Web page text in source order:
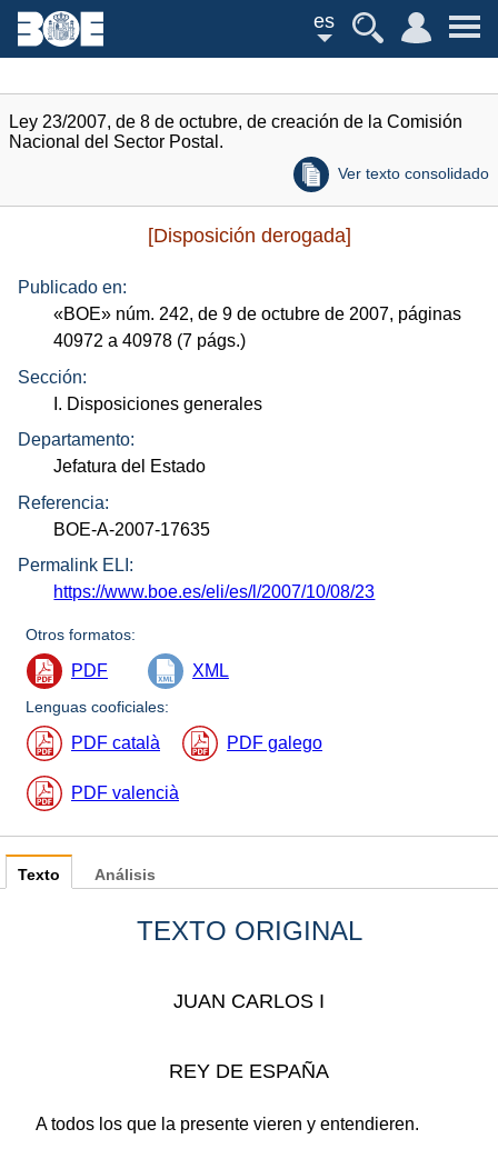
es
Ley 23/2007, de 8 de octubre, de creación de la Comisión
Nacional del Sector Postal.
Ver texto consolidado
[Disposición derogada]
Publicado en:
«BOE» núm. 242, de 9 de octubre de 2007, páginas
40972 a 40978 (7 págs.)
Sección:
I. Disposiciones generales
Departamento:
Jefatura del Estado
Referencia:
BOE-A-2007-17635
Permalink ELI:
https://www.boe.es/eli/es/l/2007/10/08/23
Otros formatos:
PDF XML
Lenguas cooficiales:
PDF català PDF galego
PDF valencià
Texto
TEXTO ORIGINAL
JUAN CARLOS I
REY DE ESPAÑA
A todos los que la presente vieren y entendieren.
Análisis